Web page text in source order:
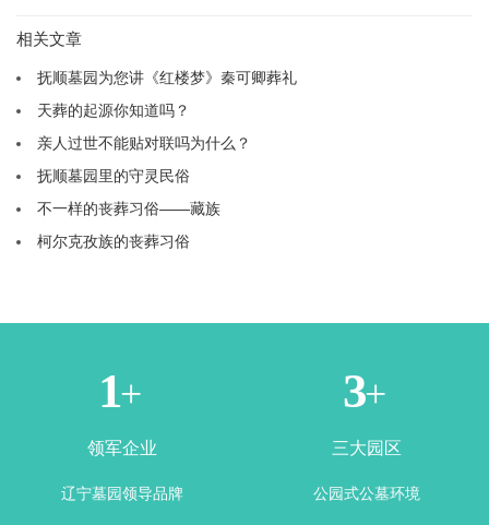
相关文章
抚顺墓园为您讲《红楼梦》秦可卿葬礼
天葬的起源你知道吗？
亲人过世不能贴对联吗为什么？
抚顺墓园里的守灵民俗
不一样的丧葬习俗——藏族
柯尔克孜族的丧葬习俗
1+
领军企业
辽宁墓园领导品牌
3+
三大园区
公园式公墓环境